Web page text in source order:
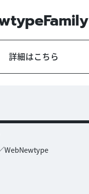
詳細はこちら
WebNewtype